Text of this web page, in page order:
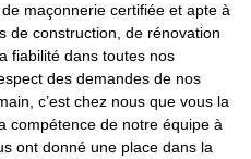
maçonnerie certifiée et apte à
de construction, de rénovation
fiabilité dans toutes nos
des demandes de nos
c’est chez nous que vous la
compétence de notre équipe à
ont donné une place dans la